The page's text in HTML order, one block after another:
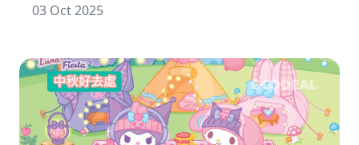
03 Oct 2025